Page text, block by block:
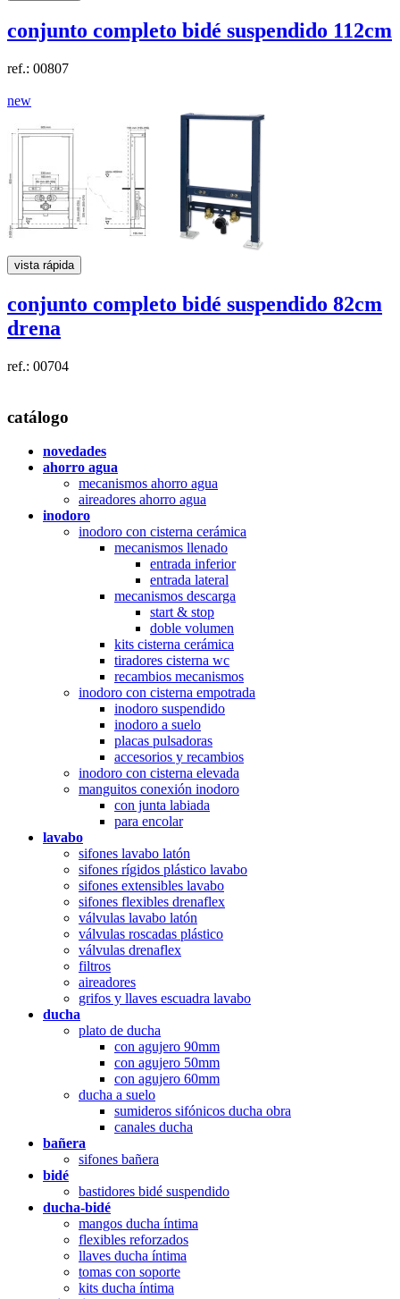
conjunto completo bidé suspendido 112cm
ref.: 00807
new
vista rápida
conjunto completo bidé suspendido 82cm
drena
ref.: 00704
catálogo
novedades
ahorro agua
mecanismos ahorro agua
aireadores ahorro agua
inodoro
inodoro con cisterna cerámica
mecanismos llenado
entrada inferior
entrada lateral
mecanismos descarga
start & stop
doble volumen
kits cisterna cerámica
tiradores cisterna wc
recambios mecanismos
inodoro con cisterna empotrada
inodoro suspendido
inodoro a suelo
placas pulsadoras
accesorios y recambios
inodoro con cisterna elevada
manguitos conexión inodoro
con junta labiada
para encolar
lavabo
sifones lavabo latón
sifones rígidos plástico lavabo
sifones extensibles lavabo
sifones flexibles drenaflex
válvulas lavabo latón
válvulas roscadas plástico
válvulas drenaflex
filtros
aireadores
grifos y llaves escuadra lavabo
ducha
plato de ducha
con agujero 90mm
con agujero 50mm
con agujero 60mm
ducha a suelo
sumideros sifónicos ducha obra
canales ducha
bañera
sifones bañera
bidé
bastidores bidé suspendido
ducha-bidé
mangos ducha íntima
flexibles reforzados
llaves ducha íntima
tomas con soporte
kits ducha íntima